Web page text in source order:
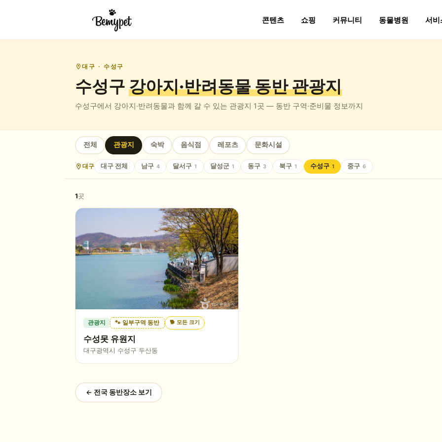
콘텐츠 쇼핑 커뮤니티 동물병원 서비
대구 · 수성구
수성구강아지·반려동물 동반관광지
수성구에서 강아지·반려동물과 함께 갈 수 있는 관광지 1곳 — 동반 구역·준비물 정보까지
전체 관광지 숙박 음식점 레포츠 문화시설
대구 대구 전체 남구 4 달서구 1 달성군 1 동구 3 북구 1 수성구 1 중구 6
1곳
관광지 🐾 일부구역 동반 🐕 모든 크기
수성못 유원지
대구광역시 수성구 두산동
← 전국 동반장소 보기